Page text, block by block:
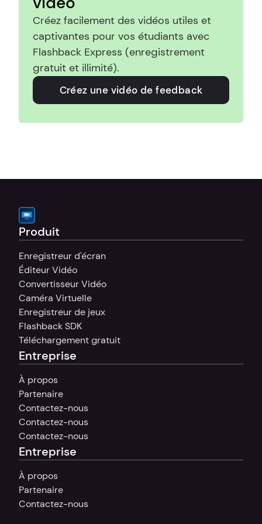
Créez facilement des vidéos utiles et
captivantes pour vos étudiants avec
Flashback Express (enregistrement
gratuit et illimité).
Créez une vidéo de feedback
Produit
Enregistreur d'écran
Éditeur Vidéo
Convertisseur Vidéo
Caméra Virtuelle
Enregistreur de jeux
Flashback SDK
Téléchargement gratuit
Entreprise
À propos
Partenaire
Contactez-nous
Contactez-nous
Contactez-nous
Entreprise
À propos
Partenaire
Contactez-nous